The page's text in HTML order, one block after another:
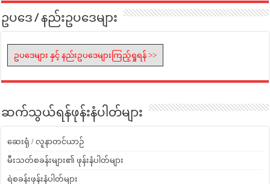
ဥပဒေ / နည်းဥပဒေများ
ဥပဒေများ နှင့် နည်းဥပဒေများကြည့်ရှုရန် >>
ဆက်သွယ်ရန်ဖုန်းနံပါတ်များ
ဆေးရုံ / လူနာတင်ယာဉ်
မီးသတ်စခန်းများ၏ ဖုန်းနံပါတ်များ
ရဲစခန်းဖုန်းနံပါတ်များ